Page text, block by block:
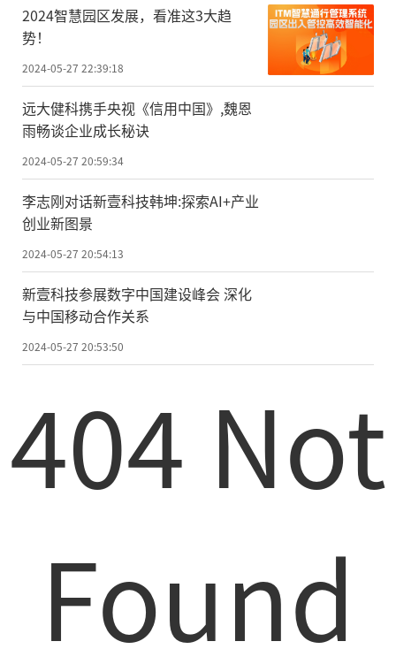
2024智慧园区发展，看准这3大趋
势！
2024-05-27 22:39:18
远大健科携手央视《信用中国》,魏恩
雨畅谈企业成长秘诀
2024-05-27 20:59:34
李志刚对话新壹科技韩坤:探索AI+产业
创业新图景
2024-05-27 20:54:13
新壹科技参展数字中国建设峰会 深化
与中国移动合作关系
2024-05-27 20:53:50
404 Not
Found